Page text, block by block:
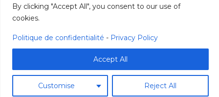
By clicking "Accept All", you consent to our use of
cookies.
Politique de confidentialité - Privacy Policy
Customise Reject All
Accept All
5590 Ciney, Belgium
Tel. +32 496 22 22 96
©2026 eftacim.org Web tools Pragmacom